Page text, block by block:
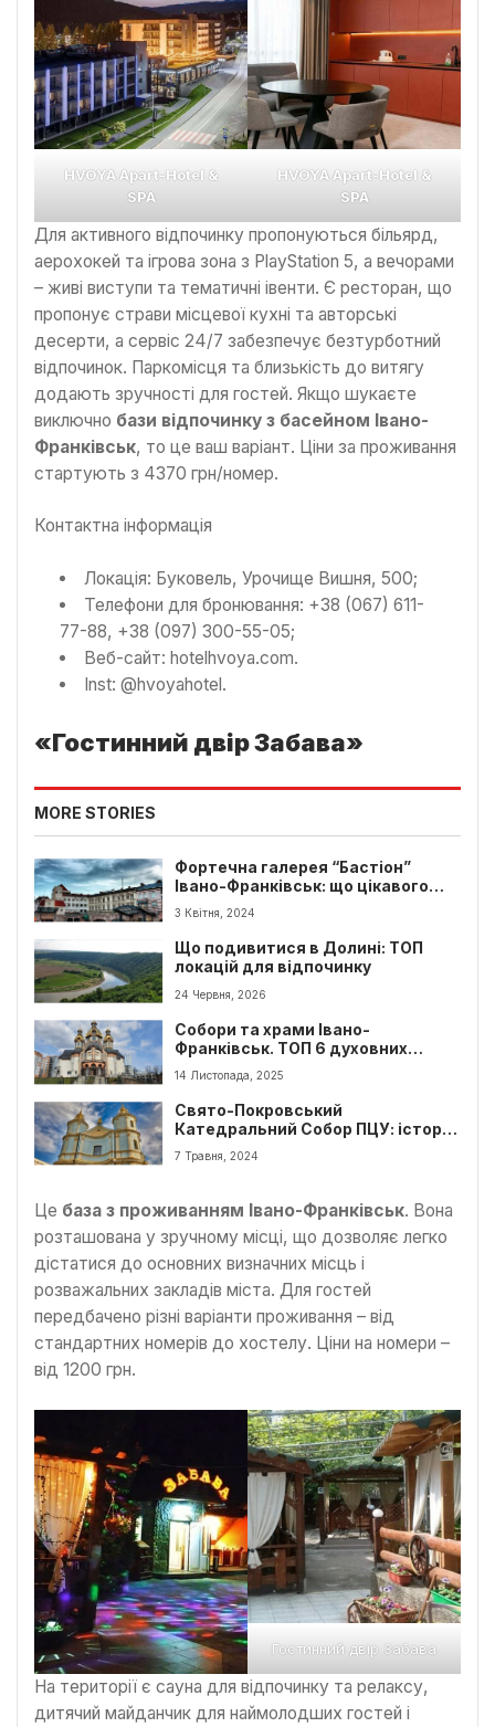
HVOYA Apart-Hotel &
SPA
HVOYA Apart-Hotel &
SPA
Для активного відпочинку пропонуються більярд,
аерохокей та ігрова зона з PlayStation 5, а вечорами
– живі виступи та тематичні івенти. Є ресторан, що
пропонує страви місцевої кухні та авторські
десерти, а сервіс 24/7 забезпечує безтурботний
відпочинок. Паркомісця та близькість до витягу
додають зручності для гостей. Якщо шукаєте
виключно бази відпочинку з басейном Івано-
Франківськ, то це ваш варіант. Ціни за проживання
стартують з 4370 грн/номер.
Контактна інформація
Локація: Буковель, Урочище Вишня, 500;
Телефони для бронювання: +38 (067) 611-
77-88, +38 (097) 300-55-05;
Веб-сайт: hotelhvoya.com.
Inst: @hvoyahotel.
«Гостинний двір Забава»
MORE STORIES
Фортечна галерея “Бастіон”
Івано-Франківськ: що цікавого
для туриста?
3 Квітня, 2024
Що подивитися в Долині: ТОП
локацій для відпочинку
24 Червня, 2026
Собори та храми Івано-
Франківськ. ТОП 6 духовних
перлин міста
14 Листопада, 2025
Свято-Покровський
Катедральний Собор ПЦУ: історія
та особливості церкви
7 Травня, 2024
Це база з проживанням Івано-Франківськ. Вона
розташована у зручному місці, що дозволяє легко
дістатися до основних визначних місць і
розважальних закладів міста. Для гостей
передбачено різні варіанти проживання – від
стандартних номерів до хостелу. Ціни на номери –
від 1200 грн.
Гостинний двір Забава
На території є сауна для відпочинку та релаксу,
дитячий майданчик для наймолодших гостей і